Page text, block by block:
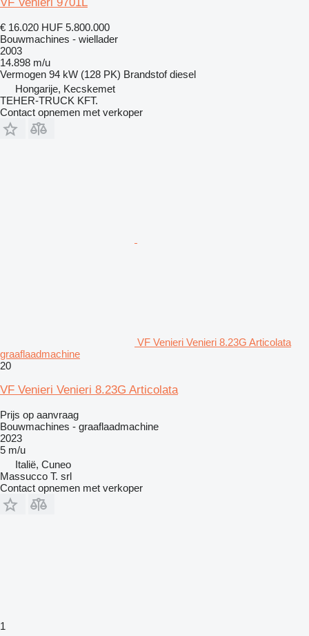
€ 16.020 HUF 5.800.000
Bouwmachines - wiellader
2003
14.898 m/u
Vermogen 94 kW (128 PK) Brandstof diesel
Hongarije, Kecskemet
TEHER-TRUCK KFT.
Contact opnemen met verkoper
VF Venieri Venieri 8.23G Articolata
graaflaadmachine
20
VF Venieri Venieri 8.23G Articolata
Prijs op aanvraag
Bouwmachines - graaflaadmachine
2023
5 m/u
Italië, Cuneo
Massucco T. srl
Contact opnemen met verkoper
1